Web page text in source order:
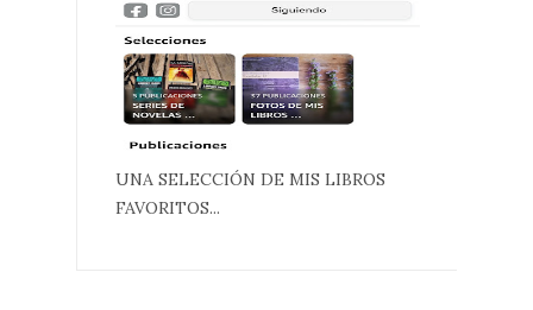
UNA SELECCIÓN DE MIS LIBROS
FAVORITOS...